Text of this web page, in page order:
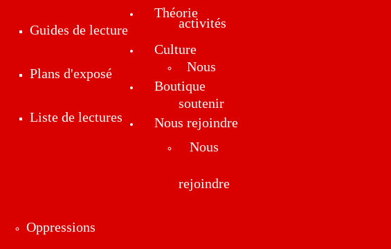
Guides de lecture
Plans d'exposé
Liste de lectures
activités
Nous
soutenir
Nous
rejoindre
Oppressions
Théorie
Culture
Boutique
Nous rejoindre